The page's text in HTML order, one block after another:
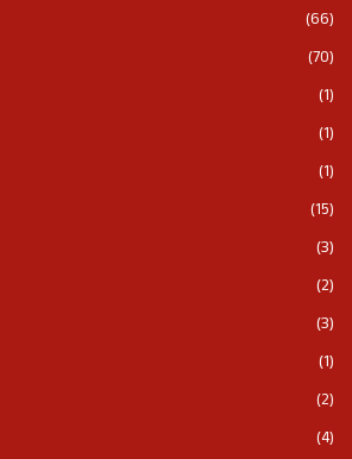
(66)
(70)
(1)
(1)
(1)
(15)
(3)
(2)
(3)
(1)
(2)
(4)